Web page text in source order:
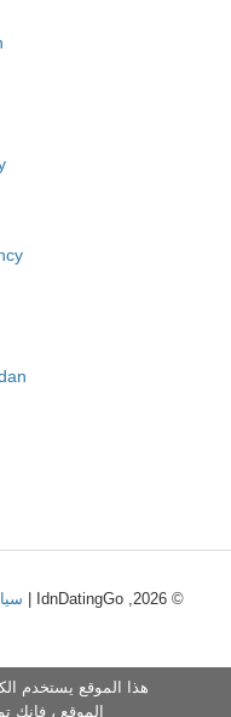
© 2026, IdnDatingGo |
هذا الموقع يستخدم
الموقع ، فإنك